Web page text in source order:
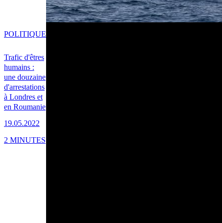
Trafic d'êtres
humains :
une douzaine
d'arrestations
à Londres et
en Roumanie
19.05.2022
POLITIQUE
2 MINUTES